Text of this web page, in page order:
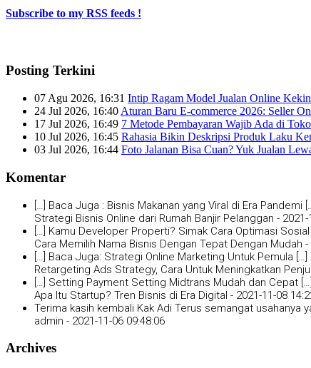
Subscribe to my RSS feeds !
Posting Terkini
07 Agu 2026, 16:31 Intip Ragam Model Jualan Online
24 Jul 2026, 16:40 Aturan Baru E-commerce 2026: Seller
17 Jul 2026, 16:49 7 Metode Pembayaran Wajib Ada di
10 Jul 2026, 16:45 Rahasia Bikin Deskripsi Produk Laku
03 Jul 2026, 16:44 Foto Jalanan Bisa Cuan? Yuk Jualan
Komentar
[…] Baca Juga : Bisnis Makanan yang Viral di Era Pandemi […]
Strategi Bisnis Online dari Rumah Banjir Pelanggan -
[…] Kamu Developer Properti? Simak Cara Optimasi
Cara Memilih Nama Bisnis Dengan Tepat Dengan Mudah -
[…] Baca Juga: Strategi Online Marketing Untuk Pemula […]
Retargeting Ads Strategy, Cara Untuk Meningkatkan
[…] Setting Payment Setting Midtrans Mudah dan Cepat […]
Apa Itu Startup? Tren Bisnis di Era Digital - 2021-11-08
Terima kasih kembali Kak Adi Terus semangat usahanya
admin - 2021-11-06 09:48:06
Archives